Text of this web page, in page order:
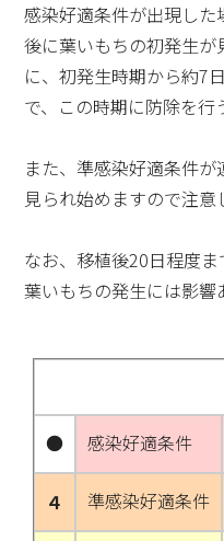
感染好適条件が出現し
後に葉いもちの初発生が
に、初発生時期から約7
で、この時期に防除を行
また、準感染好適条件
見られ始めますので注意
なお、移植後20日程度
葉いもちの発生には影響
● 感染好適条件
４ 準感染好適条件